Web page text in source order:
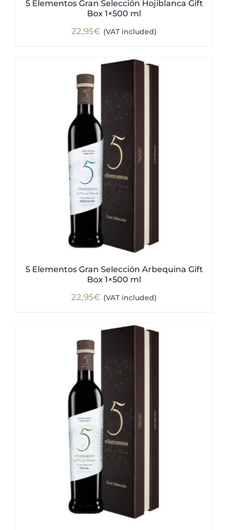
5 Elementos Gran Selección Hojiblanca Gift
Box 1×500 ml
22,95€ (VAT included)
5 Elementos Gran Selección Arbequina Gift
Box 1×500 ml
22,95€ (VAT included)